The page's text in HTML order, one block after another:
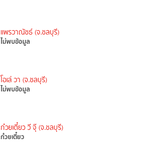
แพรวาณัชธ์ (จ.ชลบุรี)
ไม่พบข้อมูล
โอเล่ วา (จ.ชลบุรี)
ไม่พบข้อมูล
ก๋วยเตี๋ยว วี จุ๊ (จ.ชลบุรี)
ก๋วยเตี๋ยว